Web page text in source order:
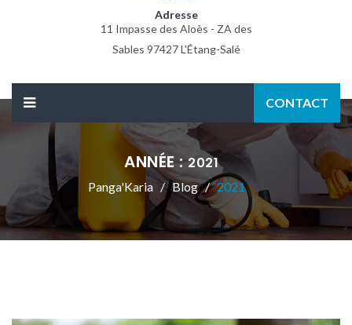
Adresse
11 Impasse des Aloès - ZA des
Sables 97427 L'Étang-Salé
CONTACT
ANNÉE :2021
Panga'Karia Blog 2021